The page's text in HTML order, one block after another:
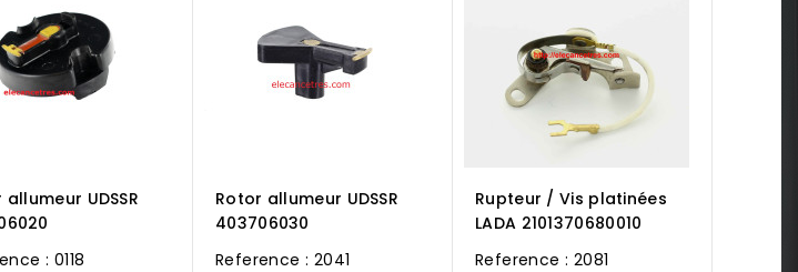
UDSSR
: 0118
Rotor allumeur UDSSR
403706030
Reference : 2041
Rupteur / Vis platinées
LADA 2101370680010
Reference : 2081